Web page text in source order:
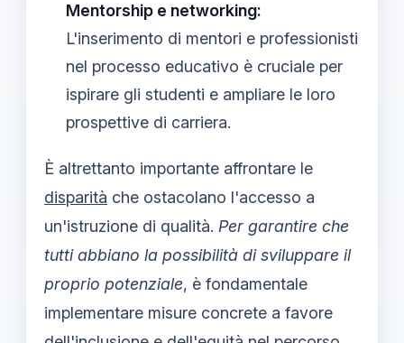
Mentorship e networking:
L'inserimento di mentori e professionisti
nel processo educativo è cruciale per
ispirare gli studenti e ampliare le loro
prospettive di carriera.
È altrettanto importante affrontare le
disparità che ostacolano l'accesso a
un'istruzione di qualità. Per garantire che
tutti abbiano la possibilità di sviluppare il
proprio potenziale, è fondamentale
implementare misure concrete a favore